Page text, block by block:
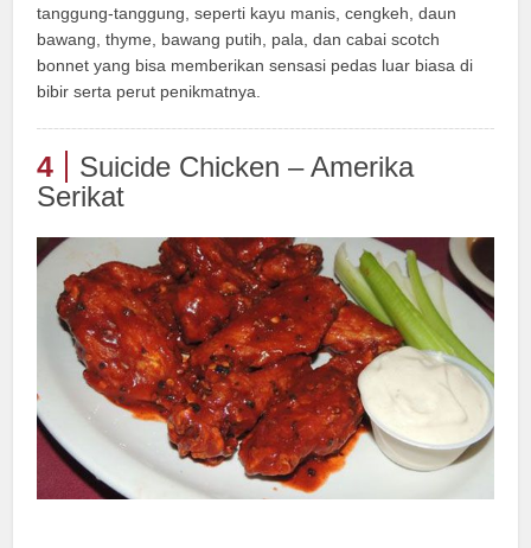
tanggung-tanggung, seperti kayu manis, cengkeh, daun
bawang, thyme, bawang putih, pala, dan cabai scotch
bonnet yang bisa memberikan sensasi pedas luar biasa di
bibir serta perut penikmatnya.
4
Suicide Chicken – Amerika
Serikat